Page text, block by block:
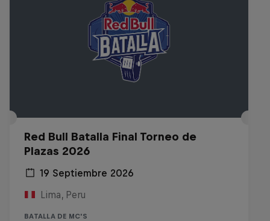
Red Bull Batalla Final Torneo de
Plazas 2026
19 Septiembre 2026
Lima, Peru
BATALLA DE MC'S